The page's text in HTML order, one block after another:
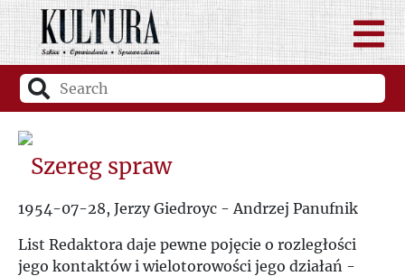
Szereg spraw
1954-07-28, Jerzy Giedroyc - Andrzej Panufnik
List Redaktora daje pewne pojęcie o rozległości
jego kontaktów i wielotorowości jego działań -